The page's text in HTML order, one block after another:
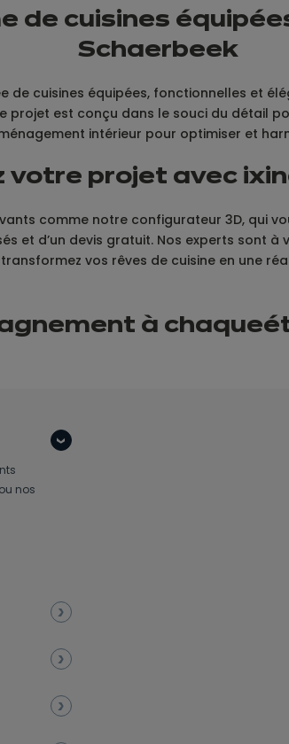
de cuisines
Schaerbeek
de cuisines équipées, fonctionnelles et
projet est conçu dans le souci du détail
intérieur pour optimiser et
votre projet avec
comme notre configurateur 3D, qui
et d’un devis gratuit. Nos experts sont
vos rêves de cuisine en une
à chaque
nos